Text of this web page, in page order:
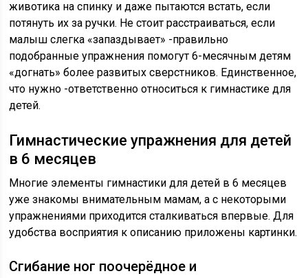
животика на спинку и даже пытаются встать, если
потянуть их за ручки. Не стоит расстраиваться, если
малыш слегка «запаздывает» -правильно
подобранные упражнения помогут 6-месячным детям
«догнать» более развитых сверстников. Единственное,
что нужно -ответственно относиться к гимнастике для
детей.
Гимнастические упражнения для детей
в 6 месяцев
Многие элементы гимнастики для детей в 6 месяцев
уже знакомы внимательным мамам, а с некоторыми
упражнениями приходится сталкиваться впервые. Для
удобства восприятия к описанию приложены картинки.
Сгибание ног поочерёдное и